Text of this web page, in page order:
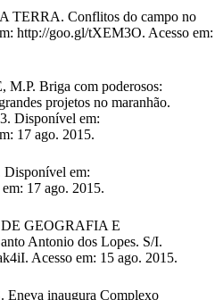
TERRA. Conflitos do campo no
http://goo.gl/tXEM3O. Acesso em:
Briga com poderosos:
projetos no maranhão.
Disponível em:
17 ago. 2015.
em:
17 ago. 2015.
GEOGRAFIA E
Antonio dos Lopes. S/I.
Acesso em: 15 ago. 2015.
inaugura Complexo